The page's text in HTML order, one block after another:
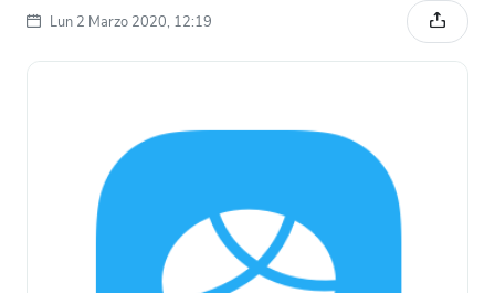
Lun 2 Marzo 2020, 12:19